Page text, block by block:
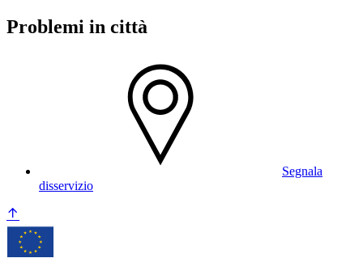
Problemi in città
Segnala
disservizio